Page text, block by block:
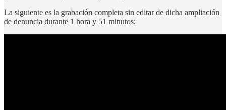
La siguiente es la grabación completa sin editar de dicha ampliación
de denuncia durante 1 hora y 51 minutos: